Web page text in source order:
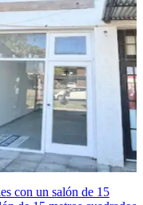
con un salón de 15